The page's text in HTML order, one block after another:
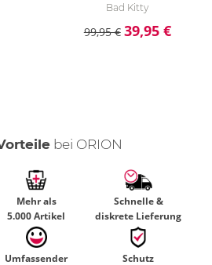
Bad Kitty
99,95 € 39,95 €
bei ORION
Mehr als
5.000 Artikel
Schnelle &
diskrete Lieferung
Umfassender
Schutz